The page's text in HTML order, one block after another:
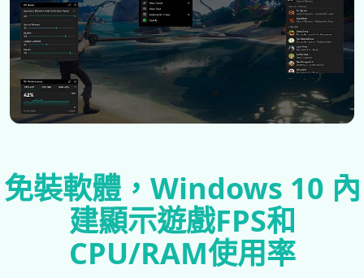
免裝軟體，Windows 10 內
建顯示遊戲FPS和
CPU/RAM使用率